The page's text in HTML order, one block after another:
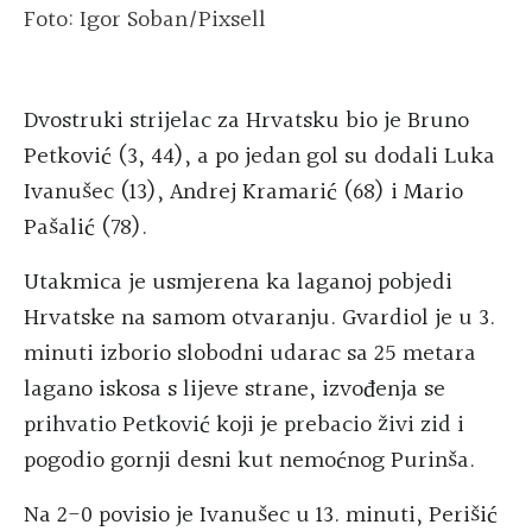
Foto: Igor Soban/Pixsell
Dvostruki strijelac za Hrvatsku bio je Bruno
Petković (3, 44), a po jedan gol su dodali Luka
Ivanušec (13), Andrej Kramarić (68) i Mario
Pašalić (78).
Utakmica je usmjerena ka laganoj pobjedi
Hrvatske na samom otvaranju. Gvardiol je u 3.
minuti izborio slobodni udarac sa 25 metara
lagano iskosa s lijeve strane, izvođenja se
prihvatio Petković koji je prebacio živi zid i
pogodio gornji desni kut nemoćnog Purinša.
Na 2-0 povisio je Ivanušec u 13. minuti, Perišić